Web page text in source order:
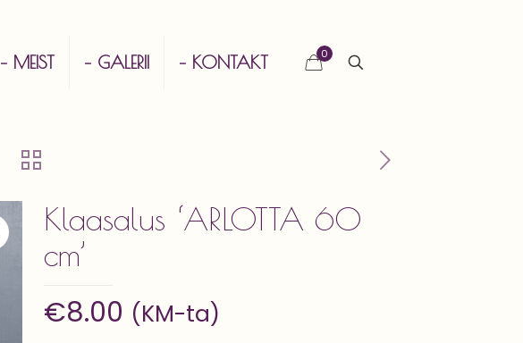
– MEIST – GALERII – KONTAKT 0
Klaasalus ‘ARLOTTA 60
cm’
€8.00 (KM-ta)